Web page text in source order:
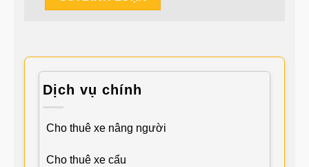
Dịch vụ chính
Cho thuê xe nâng người
Cho thuê xe cẩu